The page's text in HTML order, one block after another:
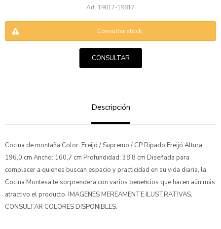
19817-19817
Consultar stock
CONSULTAR
Descripción
Cocina de montaña Color: Freijó / Supremo / CP Ripado Freijó Altura:
196,0 cm Ancho: 160,7 cm Profundidad: 38,8 cm Diseñada para
complacer a quienes buscan espacio y practicidad en su vida diaria, la
Cocina Montesa te sorprenderá con varios beneficios que hacen aún más
atractivo el producto. IMAGENES MEREAMENTE ILUSTRATIVAS,
CONSULTAR COLORES DISPONIBLES.